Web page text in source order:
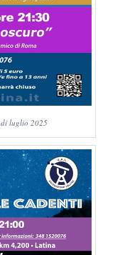
di luglio 2025